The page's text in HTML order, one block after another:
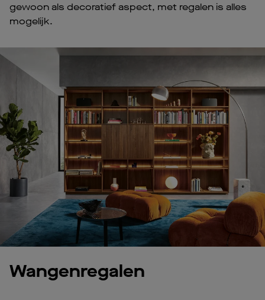
gewoon als decoratief aspect, met regalen is alles
mogelijk.
Wangenregalen